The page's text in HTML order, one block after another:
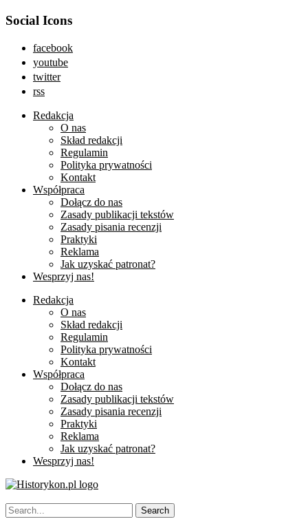
Social Icons
facebook
youtube
twitter
rss
Redakcja
O nas
Skład redakcji
Regulamin
Polityka prywatności
Kontakt
Współpraca
Dołącz do nas
Zasady publikacji tekstów
Zasady pisania recenzji
Praktyki
Reklama
Jak uzyskać patronat?
Wesprzyj nas!
Redakcja
O nas
Skład redakcji
Regulamin
Polityka prywatności
Kontakt
Współpraca
Dołącz do nas
Zasady publikacji tekstów
Zasady pisania recenzji
Praktyki
Reklama
Jak uzyskać patronat?
Wesprzyj nas!